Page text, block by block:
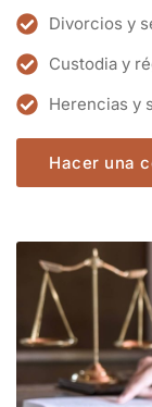
Custodia y
Herencias y